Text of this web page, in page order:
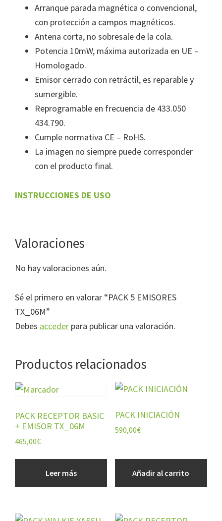
Arranque parada magnética o convencional,
con protección a campos magnéticos.
Antena corta, no sobresale de la cola.
Potencia 10mW, máxima autorizada en UE –
Homologado.
Emisor cerrado con retráctil, es reparable y
sumergible.
Reprogramable en frecuencia de 433.050
434.790.
Cumple normativa CE – RoHS.
La imagen no siempre puede corresponder
con el producto final.
INSTRUCCIONES DE USO
Valoraciones
No hay valoraciones aún.
Sé el primero en valorar “PACK 5 EMISORES
TX_06M”
Debes acceder para publicar una valoración.
Productos relacionados
PACK RECEPTOR BASIC
+ EMISOR TX_06M
465,00€
Leer más
PACK INICIACIÓN
590,00€
Añadir al carrito